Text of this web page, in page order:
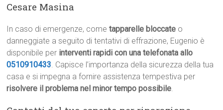
Cesare Masina
In caso di emergenze, cometapparelle bloccate o
danneggiate a seguito di tentativi di effrazione, Eugenio è
disponibile per interventi rapidi con una telefonata allo
0510910433. Capisce l’importanza della sicurezza della tua
casa e si impegna a fornire assistenza tempestiva per
risolvere il problema nel minor tempo possibile.